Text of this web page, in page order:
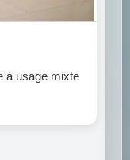
à usage mixte